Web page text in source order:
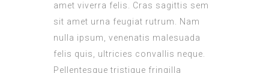
amet viverra felis. Cras sagittis sem
sit amet urna feugiat rutrum. Nam
nulla ipsum, venenatis malesuada
felis quis, ultricies convallis neque.
Pellentesque tristique fringilla